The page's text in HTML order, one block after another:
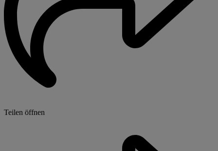
Teilen öffnen